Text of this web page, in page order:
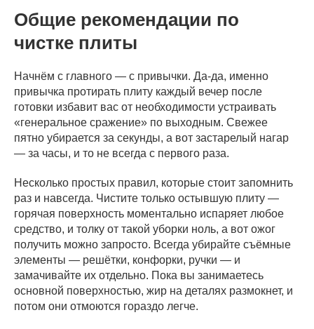
Общие рекомендации по
чистке плиты
Начнём с главного — с привычки. Да-да, именно
привычка протирать плиту каждый вечер после
готовки избавит вас от необходимости устраивать
«генеральное сражение» по выходным. Свежее
пятно убирается за секунды, а вот застарелый нагар
— за часы, и то не всегда с первого раза.
Несколько простых правил, которые стоит запомнить
раз и навсегда. Чистите только остывшую плиту —
горячая поверхность моментально испаряет любое
средство, и толку от такой уборки ноль, а вот ожог
получить можно запросто. Всегда убирайте съёмные
элементы — решётки, конфорки, ручки — и
замачивайте их отдельно. Пока вы занимаетесь
основной поверхностью, жир на деталях размокнет, и
потом они отмоются гораздо легче.